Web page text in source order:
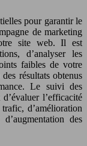
pour garantir le
de marketing
site web. Il est
d’analyser les
faibles de votre
résultats obtenus
Le suivi des
l’efficacité
d’amélioration
des